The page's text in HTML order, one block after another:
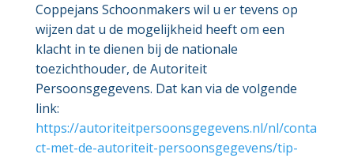
Coppejans Schoonmakers wil u er tevens op
wijzen dat u de mogelijkheid heeft om een
klacht in te dienen bij de nationale
toezichthouder, de Autoriteit
Persoonsgegevens. Dat kan via de volgende
link:
https://autoriteitpersoonsgegevens.nl/nl/conta
ct-met-de-autoriteit-persoonsgegevens/tip-